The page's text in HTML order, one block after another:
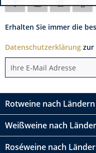
Erhalten Sie immer die
Datenschutzerklärung zur
Rotweine nach Ländern
Weißweine nach
Roséweine nach